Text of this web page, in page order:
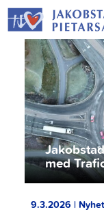
Hoppa
till
innehållet
med
9.3.2026 |